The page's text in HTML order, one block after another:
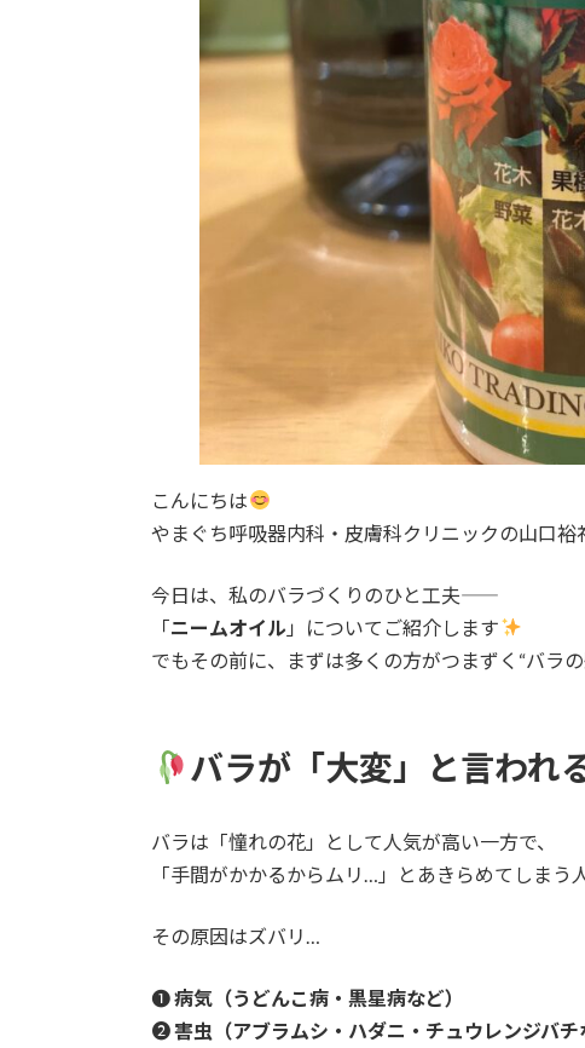
こんにちは
やまぐち呼吸器内科・皮膚科クリニックの山口裕
今日は、私のバラづくりのひと工夫――
「ニームオイル 」についてご紹介します
でもその前に、まずは多くの方がつまずく“バラ
バラが「大変」と言われ
バラは「憧れの花」として人気が高い一方で、
「手間がかかるからムリ…」とあきらめてしまう
その原因はズバリ…
❶病気（うどんこ病・黒星病など）
❷害虫（アブラムシ・ハダニ・チュウレンジバチ